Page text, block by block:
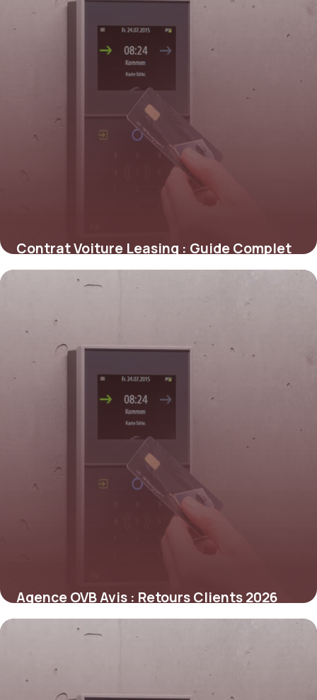
Contrat Voiture Leasing : Guide Complet
3 juin 2026
Agence OVB Avis : Retours Clients 2026
2 juin 2026